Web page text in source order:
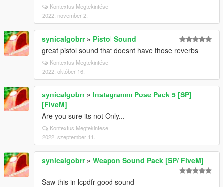
Kontextus Megtekintése
2022. november 2.
synicalgobrr» Pistol Sound
great pistol sound that doesnt have those reverbs
Kontextus Megtekintése
2022. október 16.
synicalgobrr» Instagramm Pose Pack 5 [SP]
[FiveM]
Are you sure its not Only...
Kontextus Megtekintése
2022. szeptember 11.
synicalgobrr» Weapon Sound Pack [SP/ FiveM]
Saw this in lcpdfr good sound